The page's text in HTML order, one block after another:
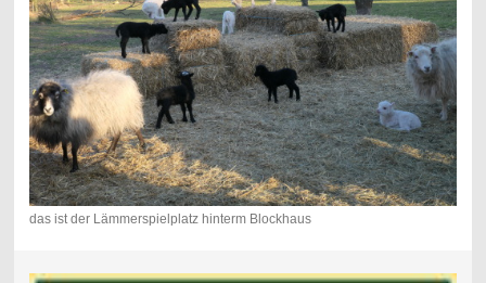
das ist der Lämmerspielplatz hinterm Blockhaus